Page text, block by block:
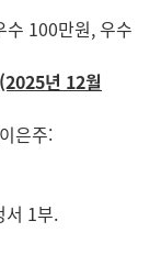
수 100만원, 우수
년 12월
은주:
서 1부.